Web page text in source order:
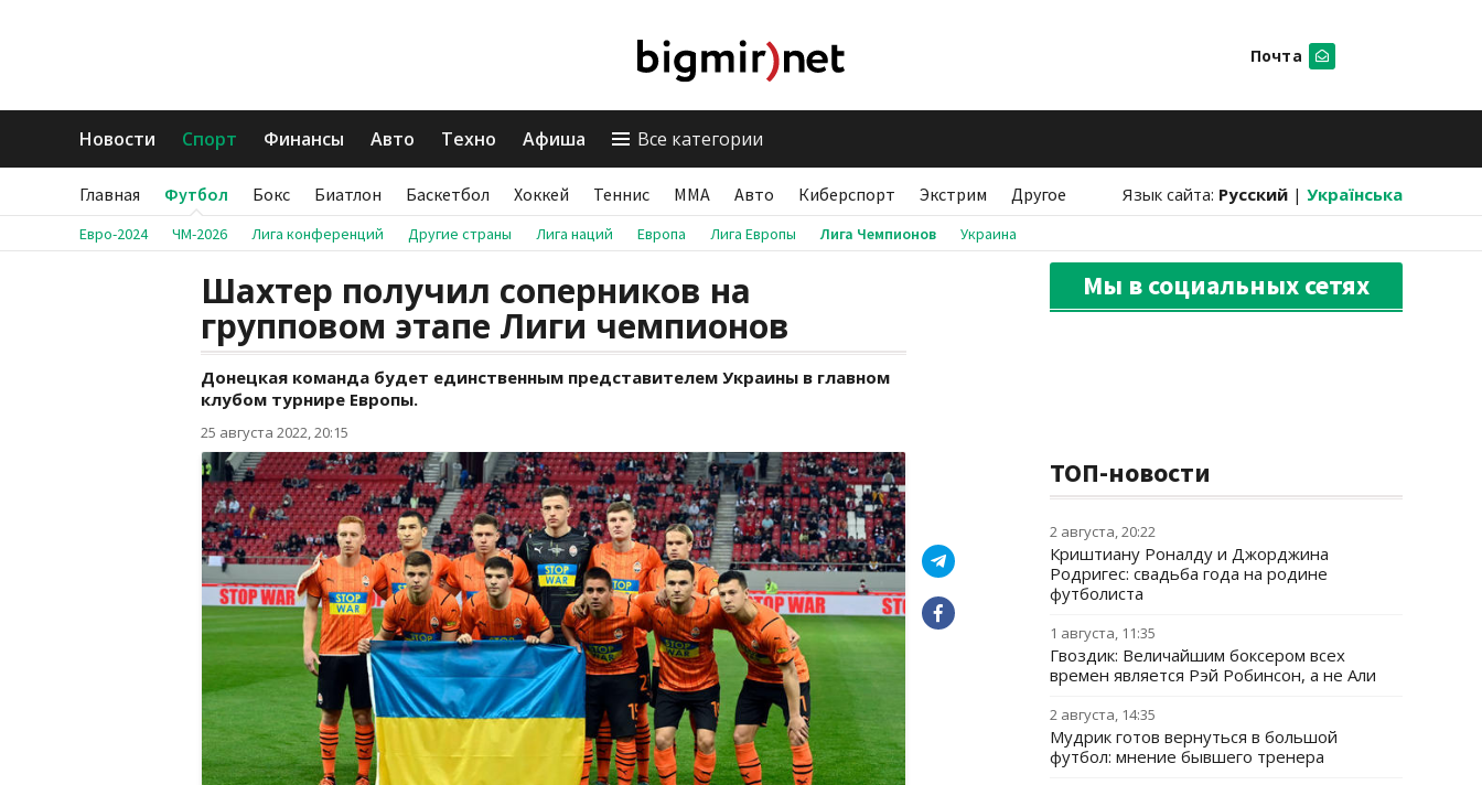
Почта
Новости Спорт Финансы Авто Техно Афиша Все категории
Главная Футбол Бокс Биатлон Баскетбол Хоккей Теннис ММА Авто Киберспорт Экстрим Другое Язык сайта: Русский | Українська
Евро-2024 ЧМ-2026 Лига конференций Другие страны Лига наций Европа Лига Европы Лига Чемпионов Украина
Шахтер получил соперников на
групповом этапе Лиги чемпионов
Донецкая команда будет единственным представителем Украины в главном
клубом турнире Европы.
25 августа 2022, 20:15
Мы в социальных сетях
ТОП-новости
2 августа, 20:22
Криштиану Роналду и Джорджина
Родригес: свадьба года на родине
футболиста
1 августа, 11:35
Гвоздик: Величайшим боксером всех
времен является Рэй Робинсон, а не Али
2 августа, 14:35
Мудрик готов вернуться в большой
футбол: мнение бывшего тренера